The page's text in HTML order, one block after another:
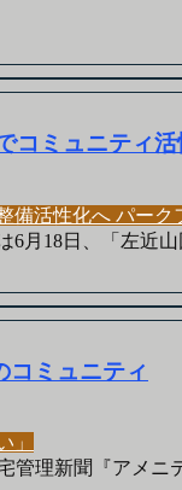
コミュニティ
備活性化へ パーク
6月18日、「左近
コミュニティ
」
管理新聞『アメ